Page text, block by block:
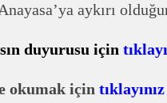
aykırı
duyurusu için
okumak için